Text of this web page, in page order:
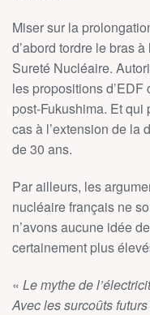
Miser sur la
d’abord tordre le bras
Sureté Nucléaire.
les propositions
post-Fukushima. Et qui
cas à l’extension de la
de 30 ans.
Par ailleurs, les
nucléaire français ne
n’avons aucune idée
certainement plus
« Le mythe de
Avec les surcoûts